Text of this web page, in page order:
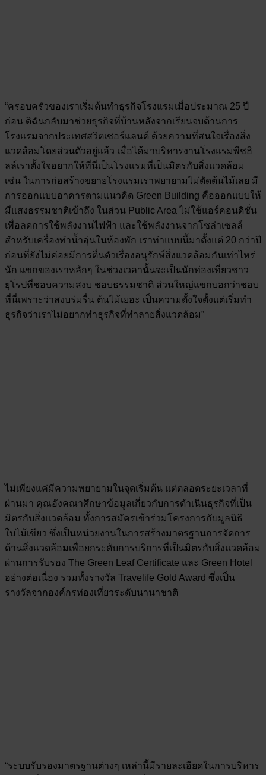
“ครอบครัวของเราเริ่มต้นทำธุรกิจโรงแรมเมื่อประมาณ 25 ปี
ก่อน ดิฉันกลับมาช่วยธุรกิจที่บ้านหลังจากเรียนจบด้านการ
โรงแรมจากประเทศสวิตเซอร์แลนด์ ด้วยความที่สนใจเรื่องสิ่ง
แวดล้อมโดยส่วนตัวอยู่แล้ว เมื่อได้มาบริหารงานโรงแรมพีชฮิ
ลล์เราตั้งใจอยากให้ที่นี่เป็นโรงแรมที่เป็นมิตรกับสิ่งแวดล้อม
เช่น ในการก่อสร้างขยายโรงแรมเราพยายามไม่ตัดต้นไม้เลย มี
การออกแบบอาคารตามแนวคิด Green Building คือออกแบบให้
มีแสงธรรมชาติเข้าถึง ในส่วน Public Area ไม่ใช้แอร์คอนดิชั่น
เพื่อลดการใช้พลังงานไฟฟ้า และใช้พลังงานจากโซล่าเซลล์
สำหรับเครื่องทำน้ำอุ่นในห้องพัก เราทำแบบนี้มาตั้งแต่ 20 กว่าปี
ก่อนที่ยังไม่ค่อยมีการตื่นตัวเรื่องอนุรักษ์สิ่งแวดล้อมกันเท่าไหร่
นัก แขกของเราหลักๆ ในช่วงเวลานั้นจะเป็นนักท่องเที่ยวชาว
ยุโรปที่ชอบความสงบ ชอบธรรมชาติ ส่วนใหญ่แขกบอกว่าชอบ
ที่นี่เพราะว่าสงบร่มรื่น ต้นไม้เยอะ เป็นความตั้งใจตั้งแต่เริ่มทำ
ธุรกิจว่าเราไม่อยากทำธุรกิจที่ทำลายสิ่งแวดล้อม”
ไม่เพียงแค่มีความพยายามในจุดเริ่มต้น แต่ตลอดระยะเวลาที่
ผ่านมา คุณอังคณาศึกษาข้อมูลเกี่ยวกับการดำเนินธุรกิจที่เป็น
มิตรกับสิ่งแวดล้อม ทั้งการสมัครเข้าร่วมโครงการกับมูลนิธิ
ใบไม้เขียว ซึ่งเป็นหน่วยงานในการสร้างมาตรฐานการจัดการ
ด้านสิ่งแวดล้อมเพื่อยกระดับการบริการที่เป็นมิตรกับสิ่งแวดล้อม
ผ่านการรับรอง The Green Leaf Certificate และ Green Hotel
อย่างต่อเนื่อง รวมทั้งรางวัล Travelife Gold Award ซึ่งเป็น
รางวัลจากองค์กรท่องเที่ยวระดับนานาชาติ
“ระบบรับรองมาตรฐานต่างๆ เหล่านี้มีรายละเอียดในการบริหาร